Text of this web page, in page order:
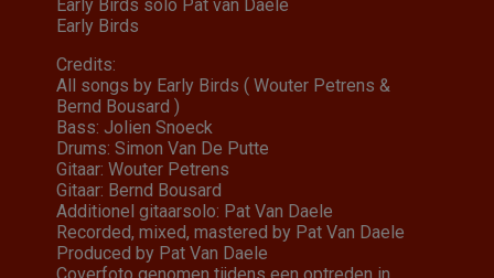
Early Birds solo Pat van Daele
Early Birds
Credits:
All songs by Early Birds ( Wouter Petrens &
Bernd Bousard )
Bass: Jolien Snoeck
Drums: Simon Van De Putte
Gitaar: Wouter Petrens
Gitaar: Bernd Bousard
Additionel gitaarsolo: Pat Van Daele
Recorded, mixed, mastered by Pat Van Daele
Produced by Pat Van Daele